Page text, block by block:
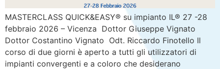
MASTERCLASS QUICK&EASY® su impianto IL® 27 -28
febbraio 2026 – Vicenza Dottor Giuseppe Vignato
Dottor Costantino Vignato Odt. Riccardo Finotello Il
corso di due giorni è aperto a tutti gli utilizzatori di
impianti convergenti e a coloro che desiderano